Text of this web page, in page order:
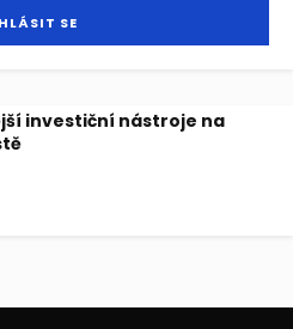
investiční nástroje na